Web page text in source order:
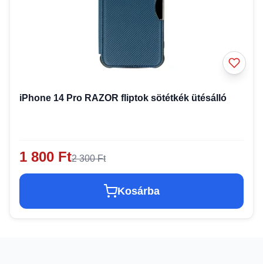
iPhone 14 Pro RAZOR fliptok sötétkék ütésálló
1 800 Ft2 300 Ft
Kosárba